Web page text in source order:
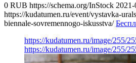
0 RUB https://schema.org/InStock
https://kudatumen.ru/event/vystavka-
biennale-sovremennogo-iskusstva/
https://kudatumen.ru/image/255/
https://kudatumen.ru/image/255/